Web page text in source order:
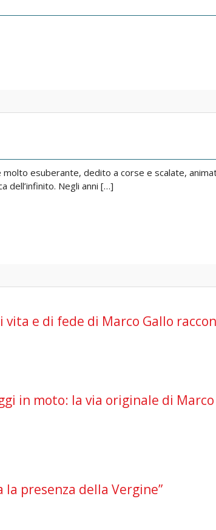
molto esuberante, dedito a corse e scalate,
dell’infinito. Negli anni […]
e di fede di Marco Gallo
in moto: la via originale di
la presenza della Vergine”